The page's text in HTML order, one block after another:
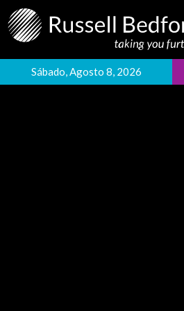
Sábado, Agosto 8, 2026